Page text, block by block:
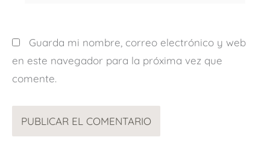
Guarda mi nombre, correo electrónico y web
en este navegador para la próxima vez que
comente.